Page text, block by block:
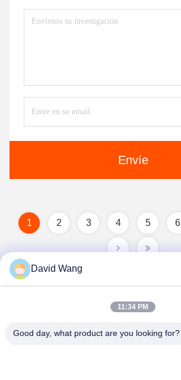
Envíe
1 2 3 4 5 6
David Wang
11:34 PM
Good day, what product are you looking for?